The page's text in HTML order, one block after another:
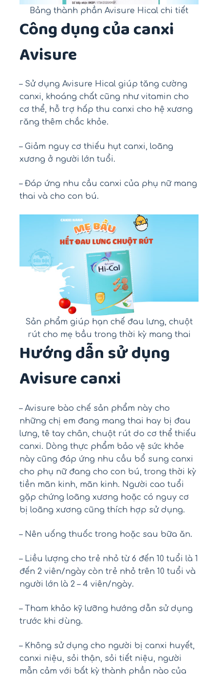
Bảng thành phần Avisure Hical chi tiết
Công dụng của canxi
Avisure
– Sử dụng Avisure Hical giúp tăng cường
canxi, khoáng chất cũng như vitamin cho
cơ thể, hỗ trợ hấp thu canxi cho hệ xương
răng thêm chắc khỏe.
– Giảm nguy cơ thiếu hụt canxi, loãng
xương ở người lớn tuổi.
– Đáp ứng nhu cầu canxi của phụ nữ mang
thai và cho con bú.
Sản phẩm giúp hạn chế đau lưng, chuột
rút cho mẹ bầu trong thời kỳ mang thai
Hướng dẫn sử dụng
Avisure canxi
– Avisure bào chế sản phẩm này cho
những chị em đang mang thai hay bị đau
lưng, tê tay chân, chuột rút do cơ thể thiếu
canxi. Dòng thực phẩm bảo vệ sức khỏe
này cũng đáp ứng nhu cầu bổ sung canxi
cho phụ nữ đang cho con bú, trong thời kỳ
tiền mãn kinh, mãn kinh. Người cao tuổi
gặp chứng loãng xương hoặc có nguy cơ
bị loãng xương cũng thích hợp sử dụng.
– Nên uống thuốc trong hoặc sau bữa ăn.
– Liều lượng cho trẻ nhỏ từ 6 đến 10 tuổi là 1
đến 2 viên/ngày còn trẻ nhỏ trên 10 tuổi và
người lớn là 2 – 4 viên/ngày.
– Tham khảo kỹ lưỡng hướng dẫn sử dụng
trước khi dùng.
– Không sử dụng cho người bị canxi huyết,
canxi niệu, sỏi thận, sỏi tiết niệu, người
mẫn cảm với bất kỳ thành phần nào của